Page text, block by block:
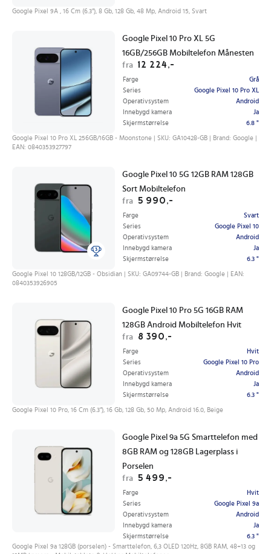
Google Pixel 9A , 16 Cm (6.3"), 8 Gb, 128 Gb, 48 Mp, Android 15, Svart
Google Pixel 10 Pro XL 5G
16GB/256GB Mobiltelefon Månesten
fra 12 224,-
Farge
Grå
Series
Google Pixel 10 Pro XL
Operativsystem
Android
Innebygd kamera
Ja
Skjermstørrelse
6.8 "
Google Pixel 10 Pro XL 256GB/16GB - Moonstone | SKU: GA10428-GB | Brand: Google |
EAN: 0840353927797
Google Pixel 10 5G 12GB RAM 128GB
Sort Mobiltelefon
fra
5 990,-
Farge
Svart
Series
Google Pixel 10
Operativsystem
Android
Innebygd kamera
Ja
Skjermstørrelse
6.3 "
Google Pixel 10 128GB/12GB - Obsidian | SKU: GA09744-GB | Brand: Google | EAN:
0840353926905
Google Pixel 10 Pro 5G 16GB RAM
128GB Android Mobiltelefon Hvit
fra
8 390,-
Farge
Hvit
Series
Google Pixel 10 Pro
Operativsystem
Android
Innebygd kamera
Ja
Skjermstørrelse
6.3 "
Google Pixel 10 Pro, 16 Cm (6.3"), 16 Gb, 128 Gb, 50 Mp, Android 16.0, Beige
Google Pixel 9a 5G Smarttelefon med
8GB RAM og 128GB Lagerplass i
Porselen
fra
5 499,-
Farge
Hvit
Series
Google Pixel 9a
Operativsystem
Android
Innebygd kamera
Ja
Skjermstørrelse
6.3 "
Google Pixel 9a 128GB (porselen) - Smarttelefon, 6,3 OLED 120Hz, 8GB RAM, 48+13 og